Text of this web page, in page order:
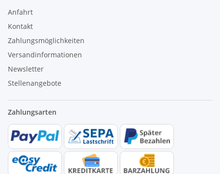
Anfahrt
Kontakt
Zahlungsmöglichkeiten
Versandinformationen
Newsletter
Stellenangebote
Zahlungsarten